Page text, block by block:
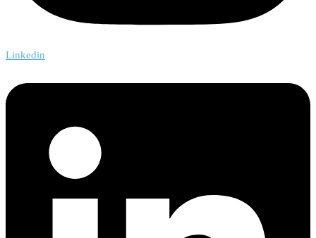
Linkedin